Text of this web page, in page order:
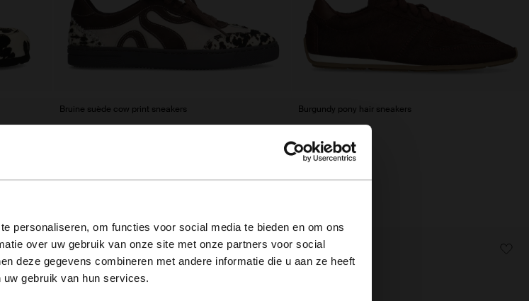
personaliseren, om functies voor social media te bieden en om ons
over uw gebruik van onze site met onze partners voor social
deze gegevens combineren met andere informatie die u aan ze heeft
gebruik van hun services.
Bruine suède cow print sneakers Burgundy pony hair sneakers
- 60% - 60%
in English?
isn't Dutch. Would you like to